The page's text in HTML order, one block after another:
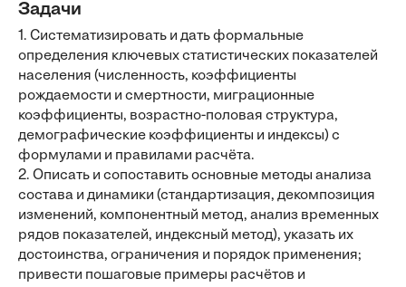
Задачи
1. Систематизировать и дать формальные
определения ключевых статистических показателей
населения (численность, коэффициенты
рождаемости и смертности, миграционные
коэффициенты, возрастно-половая структура,
демографические коэффициенты и индексы) с
формулами и правилами расчёта.
2. Описать и сопоставить основные методы анализа
состава и динамики (стандартизация, декомпозиция
изменений, компонентный метод, анализ временных
рядов показателей, индексный метод), указать их
достоинства, ограничения и порядок применения;
привести пошаговые примеры расчётов и